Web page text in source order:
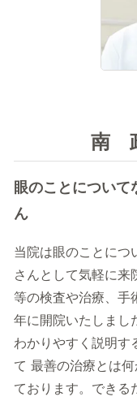
症状に関する記事
病気に関する記事
開院情報一覧
運営情報
運営会社／会社概
サイトポリシー
南
眼のことについて
ん
当院は眼のことにつ
さんとして気軽に来
等の検査や治療、手
年に開院いたしまし
わかりやすく説明す
て 最善の治療とは
ております。できる